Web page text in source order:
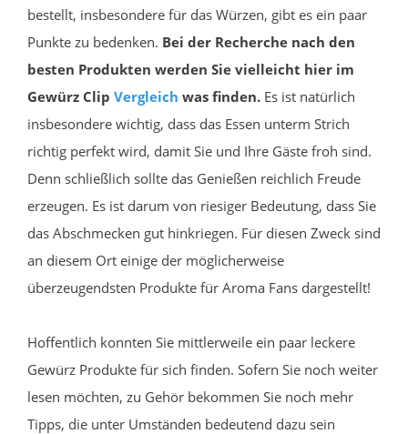
bestellt, insbesondere für das Würzen, gibt es ein paar
Punkte zu bedenken. Bei der Recherche nach den
besten Produkten werden Sie vielleicht hier im
Gewürz Clip Vergleich was finden. Es ist natürlich
insbesondere wichtig, dass das Essen unterm Strich
richtig perfekt wird, damit Sie und Ihre Gäste froh sind.
Denn schließlich sollte das Genießen reichlich Freude
erzeugen. Es ist darum von riesiger Bedeutung, dass Sie
das Abschmecken gut hinkriegen. Für diesen Zweck sind
an diesem Ort einige der möglicherweise
überzeugendsten Produkte für Aroma Fans dargestellt!
Hoffentlich konnten Sie mittlerweile ein paar leckere
Gewürz Produkte für sich finden. Sofern Sie noch weiter
lesen möchten, zu Gehör bekommen Sie noch mehr
Tipps, die unter Umständen bedeutend dazu sein